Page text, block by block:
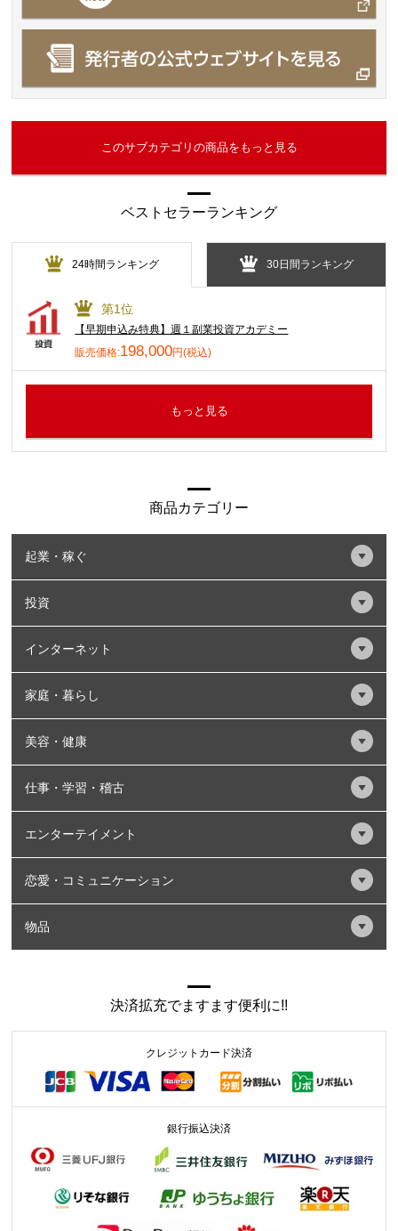
このサブカテゴリの商品をもっと見る
ベストセラーランキング
24時間ランキング 30日間ランキング
第1位
【早期申込み特典】週１副業投資アカデミー
販売価格:198,000円(税込)
もっと見る
商品カテゴリー
起業・稼ぐ
投資
インターネット
家庭・暮らし
美容・健康
仕事・学習・稽古
エンターテイメント
恋愛・コミュニケーション
物品
決済拡充でますます便利に!!
クレジットカード決済
銀行振込決済